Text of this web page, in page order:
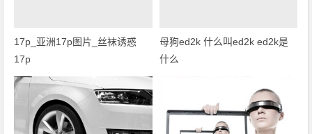
17p_亚洲17p图片_丝袜诱惑
17p
母狗ed2k 什么叫ed2k ed2k是
什么